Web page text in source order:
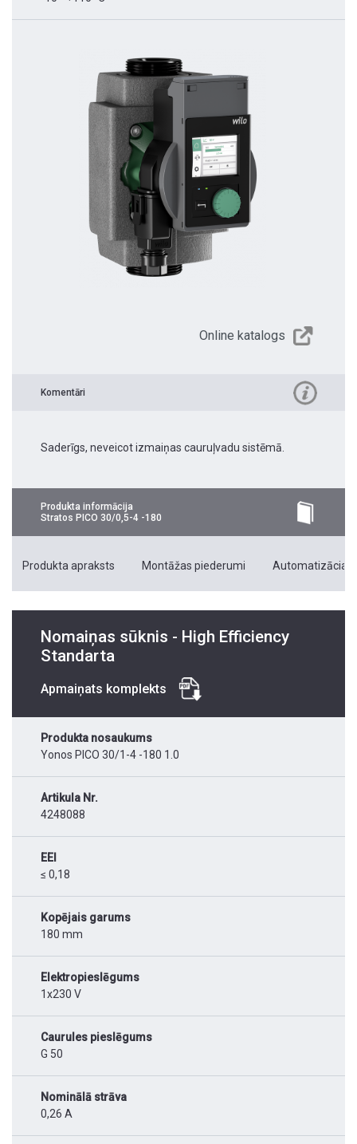
Online katalogs
Komentāri
Saderīgs, neveicot izmaiņas cauruļvadu sistēmā.
Produkta informācija
Stratos PICO 30/0,5-4 -180
Produkta apraksts Montāžas piederumi Automatizācias
Nomaiņas sūknis - High Efficiency
Standarta
Apmaiņats komplekts
Produkta nosaukums
Yonos PICO 30/1-4 -180 1.0
Artikula Nr.
4248088
EEI
≤ 0,18
Kopējais garums
180 mm
Elektropieslēgums
1x230 V
Caurules pieslēgums
G 50
Nominālā strāva
0,26 A